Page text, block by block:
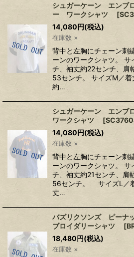
シュガーケーン エンブ
ー ワークシャツ
[
14,080円(税込)
在庫数 ×
背中と左胸にチェーン刺
ーンのワークシャツ。
チ、袖丈約22センチ、肩
53センチ。 サイズM／
約…
シュガーケーン エン
ワークシャツ
[
14,080円(税込)
在庫数 ×
背中と左胸にチェーン刺
ーンのワークシャツ。
チ、袖丈約21センチ、肩
56センチ。 サイズL／
丈…
バズリクソンズ ピー
ブロイダリーシャツ
[
18,480円(税込)
在庫数 ×